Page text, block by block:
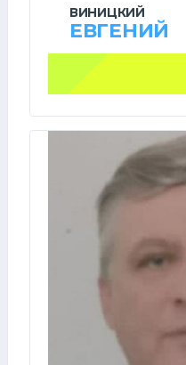
ВИНИЦКИЙ
ЕВГЕНИЙ